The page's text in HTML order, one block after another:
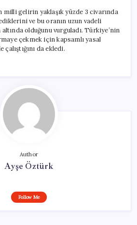
milli gelirin yaklaşık yüzde 3 civarında
ve bu oranın uzun vadeli
olduğunu vurguladı. Türkiye’nin
çekmek için kapsamlı yasal
da ekledi.
Author
Ayşe Öztürk
Follow Me